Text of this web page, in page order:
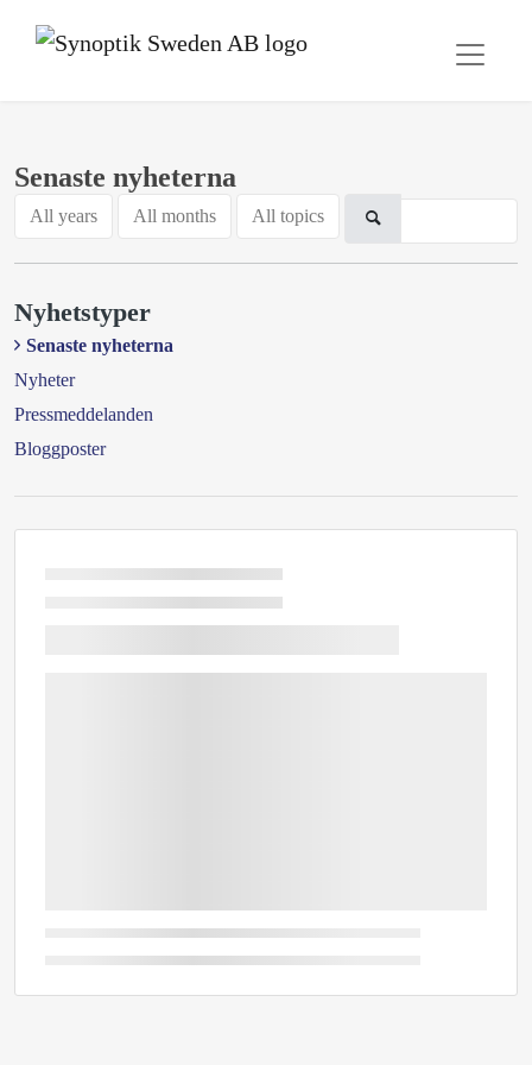
Senaste nyheterna
All years All months All topics
Nyhetstyper
Senaste nyheterna
Nyheter
Pressmeddelanden
Bloggposter